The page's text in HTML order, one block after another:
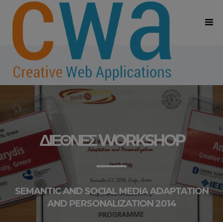
ΔΙΕΘΝΈΣ WORKSHOP
SEMANTIC AND SOCIAL MEDIA ADAPTATION
AND PERSONALIZATION 2014